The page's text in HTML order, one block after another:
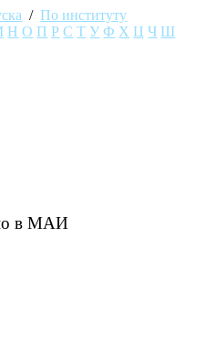
/По институту
Н О П Р С Т У Ф Х Ц Ч Ш
в МАИ